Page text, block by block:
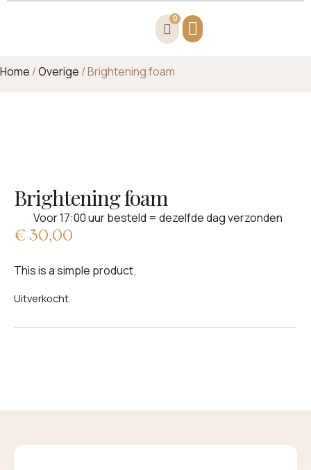
0
Home /Overige / Brightening foam
Brightening foam
Voor 17:00 uur besteld = dezelfde dag verzonden
€ 30,00
This is a simple product.
Uitverkocht